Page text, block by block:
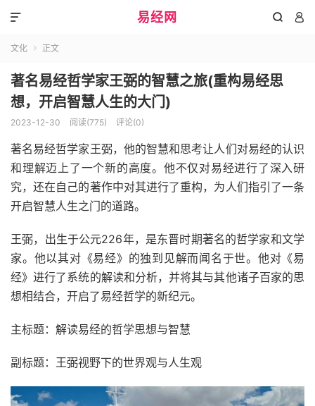
易经网  

文化  正文
著名易经哲学家王弼的智慧之旅(重构易经思
想，开启智慧人生的大门)
2023-12-30 阅读(775) 评论(0)
著名易经哲学家王弼，他的智慧和思考让人们对易经的认识
和理解迈上了一个新的高度。他不仅对易经进行了深入研
究，还在自己的著作中对其进行了重构，为人们指引了一条
开启智慧人生之门的道路。
王弼，出生于公元226年，是东晋时期著名的哲学家和文学
家。他以其对《易经》的独到见解而闻名于世。他对《易
经》进行了系统的解读和分析，并将其与其他诸子百家的思
想相结合，开启了易经哲学的新纪元。
主标题：解读易经的哲学思想与智慧
副标题：王弼视野下的世界观与人生观